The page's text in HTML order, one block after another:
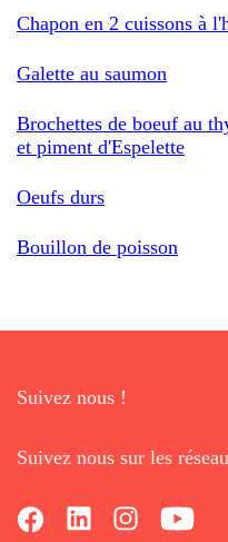
Chapon en 2 cuissons à
Galette au saumon
Brochettes de boeuf au
et piment d'Espelette
Oeufs durs
Bouillon de poisson
Suivez nous !
Suivez nous sur les